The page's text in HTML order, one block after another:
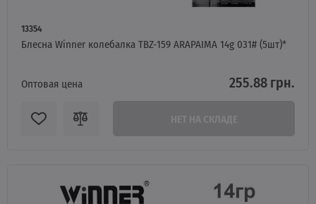
13354
Блесна Winner колебалка TBZ-159 ARAPAIMA 14g 031# (5шт)*
Оптовая цена 255.88 грн.